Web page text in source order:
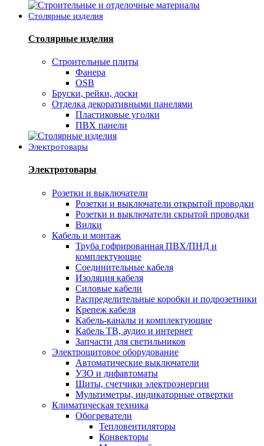
Столярные изделия
Столярные изделия
Строительные плиты
Фанера
OSB
Бруски, рейки, доски
Отделка декоративными панелями
Пластиковые уголки
ПВХ панели
Электротовары
Электротовары
Розетки и выключатели
Розетки и выключатели открытой проводки
Розетки и выключатели скрытой проводки
Вилки
Кабель и монтаж
Труба гофрированная ПВХ/ПНД и
комплектующие
Соединительные кабеля
Изоляция кабеля
Силовые кабели
Распределительные коробки и подрозетники
Крепеж кабеля
Кабель-каналы и комплектующие
Кабель ТВ, аудио и интернет
Запчасти для светильников
Электрощитовое оборудование
Автоматические выключатели
УЗО и дифавтоматы
Щиты, счетчики электроэнергии
Мультиметры, индикаторные отвертки
Климатическая техника
Обогреватели
Тепловентиляторы
Конвекторы